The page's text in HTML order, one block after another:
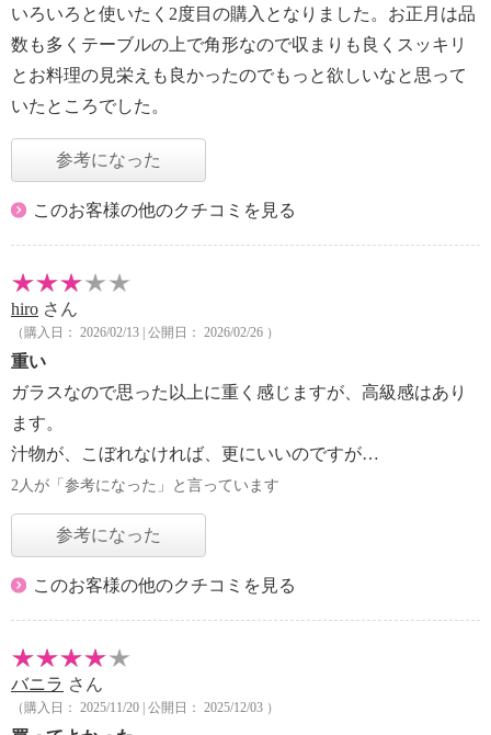
いろいろと使いたく2度目の購入となりました。お正月は品
数も多くテーブルの上で角形なので収まりも良くスッキリ
とお料理の見栄えも良かったのでもっと欲しいなと思って
いたところでした。
参考になった
このお客様の他のクチコミを見る
hiro さん
（購入日： 2026/02/13 | 公開日： 2026/02/26 ）
重い
ガラスなので思った以上に重く感じますが、高級感はあり
ます。
汁物が、こぼれなければ、更にいいのですが…
2人が「参考になった」と言っています
参考になった
このお客様の他のクチコミを見る
バニラ さん
（購入日： 2025/11/20 | 公開日： 2025/12/03 ）